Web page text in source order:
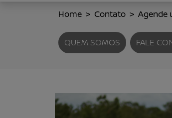
Home Contato Agende
QUEM SOMOS FALE